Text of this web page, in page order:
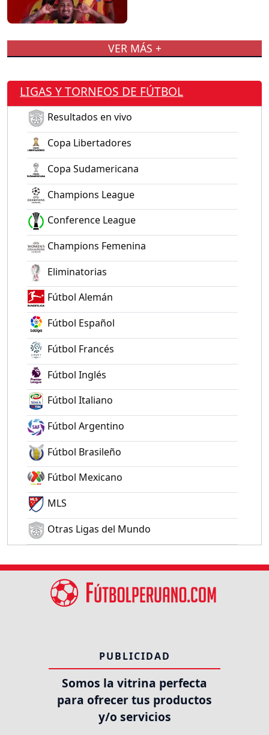
VER MÁS +
LIGAS Y TORNEOS DE FÚTBOL
Resultados en vivo
Copa Libertadores
Copa Sudamericana
Champions League
Conference League
Champions Femenina
Eliminatorias
Fútbol Alemán
Fútbol Español
Fútbol Francés
Fútbol Inglés
Fútbol Italiano
Fútbol Argentino
Fútbol Brasileño
Fútbol Mexicano
MLS
Otras Ligas del Mundo
PUBLICIDAD
Somos la vitrina perfecta
para ofrecer tus productos
y/o servicios